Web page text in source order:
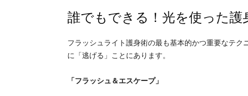
誰でもできる！光を使った護
フラッシュライト護身術の最も基本的かつ重要なテ
に「逃げる」ことにあります。
「フラッシュ＆エスケープ」